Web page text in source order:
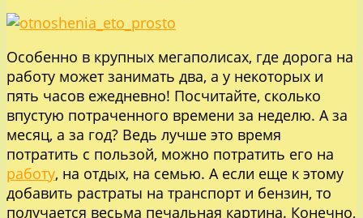
Особенно в крупных мегаполисах, где дорога на
работу может занимать два, а у некоторых и
пять часов ежедневно! Посчитайте, сколько
впустую потраченного времени за неделю. А за
месяц, а за год? Ведь лучше это время
потратить с пользой, можно потратить его на
работу, на отдых, на семью. А если еще к этому
добавить растраты на транспорт и бензин, то
получается весьма печальная картина. Конечно,